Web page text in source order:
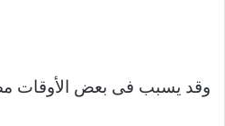
وقد يسبب فى بعض الأوقات